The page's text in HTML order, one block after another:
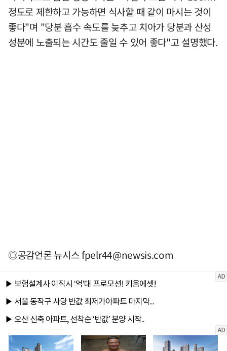
정도로 제한하고 가능하면 식사할 때 같이 마시는 것이
좋다"며 "당분 흡수 속도를 늦추고 치아가 당분과 산성
성분에 노출되는 시간도 줄일 수 있어 좋다"고 설명했다.
◎공감언론 뉴시스fpelr44@newsis.com